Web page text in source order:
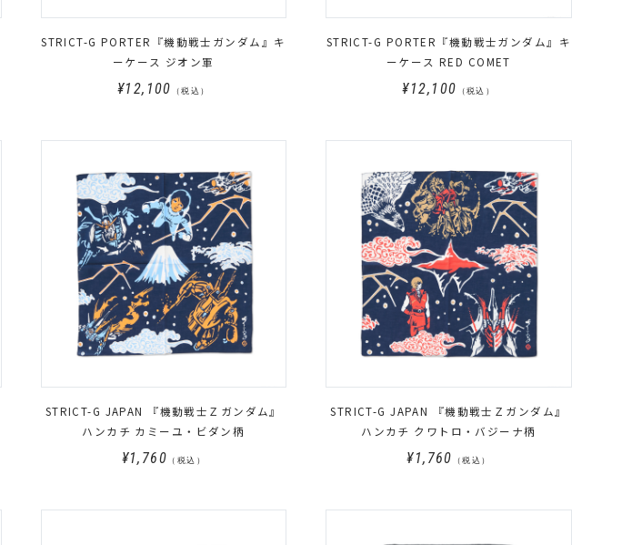
STRICT-G PORTER『機動戦士ガンダム』キ
ーケース ジオン軍
¥12,100 （税込）
STRICT-G PORTER『機動戦士ガンダム』キ
ーケース RED COMET
¥12,100 （税込）
STRICT-G JAPAN 『機動戦士Ｚガンダム』
ハンカチ カミーユ・ビダン柄
¥1,760 （税込）
STRICT-G JAPAN 『機動戦士Ｚガンダム』
ハンカチ クワトロ・バジーナ柄
¥1,760 （税込）